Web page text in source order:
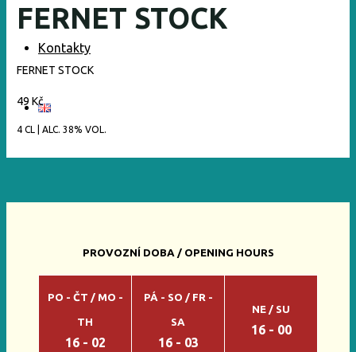
Kontakty
FERNET STOCK
FERNET STOCK
49 Kč
4 CL | ALC. 38% VOL.
PROVOZNÍ DOBA / OPENING HOURS
PO - ČT / MO -
TH
16 - 02
PÁ - SO / FR -
SA
16 - 03
NE / SU
16 - 00